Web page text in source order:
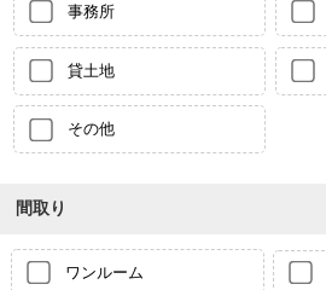
事務所
貸土地
その他
間取り
ワンルーム